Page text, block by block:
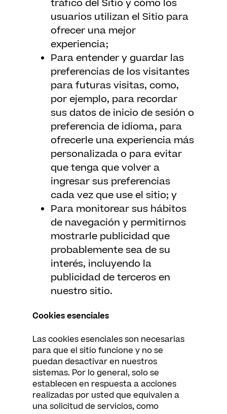
tráfico del Sitio y cómo los
usuarios utilizan el Sitio para
ofrecer una mejor
experiencia;
Para entender y guardar las
preferencias de los visitantes
para futuras visitas, como,
por ejemplo, para recordar
sus datos de inicio de sesión o
preferencia de idioma, para
ofrecerle una experiencia más
personalizada o para evitar
que tenga que volver a
ingresar sus preferencias
cada vez que use el sitio; y
Para monitorear sus hábitos
de navegación y permitirnos
mostrarle publicidad que
probablemente sea de su
interés, incluyendo la
publicidad de terceros en
nuestro sitio.
Cookies esenciales
Las cookies esenciales son necesarias
para que el sitio funcione y no se
puedan desactivar en nuestros
sistemas. Por lo general, solo se
establecen en respuesta a acciones
realizadas por usted que equivalen a
una solicitud de servicios, como